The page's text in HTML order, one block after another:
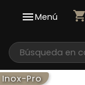
Menú shopping_cart
Inox-Pro